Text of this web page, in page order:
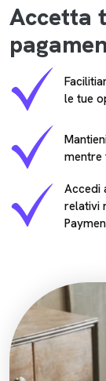
Accetta
le tue
mentre
Accedi
relativi